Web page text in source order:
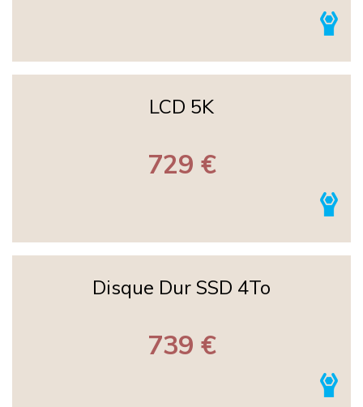
LCD 5K
729 €
Disque Dur SSD 4To
739 €